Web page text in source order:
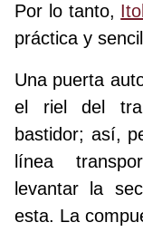
Por lo tanto,
práctica y
Una puerta
el riel del
bastidor; así,
línea
levantar la
esta. La